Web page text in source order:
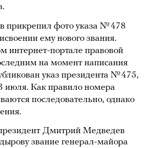
прикрепил фото указа № 478
ему нового звания.
интернет-портале правовой
на момент написания
указ президента № 475,
июля. Как правило номера
последовательно, однако
Дмитрий Медведев
звание генерал-майора